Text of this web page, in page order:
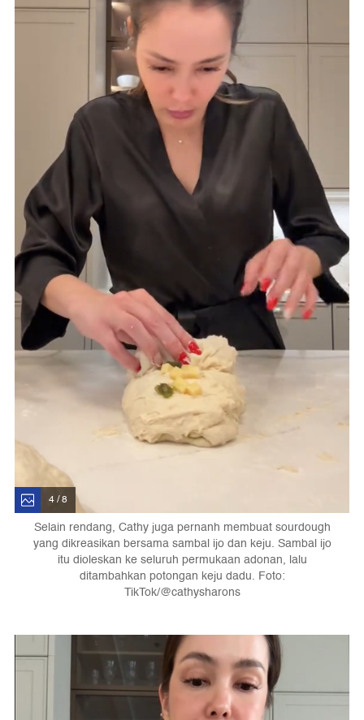
4 / 8
Selain rendang, Cathy juga pernanh membuat sourdough
yang dikreasikan bersama sambal ijo dan keju. Sambal ijo
itu dioleskan ke seluruh permukaan adonan, lalu
ditambahkan potongan keju dadu. Foto:
TikTok/@cathysharons